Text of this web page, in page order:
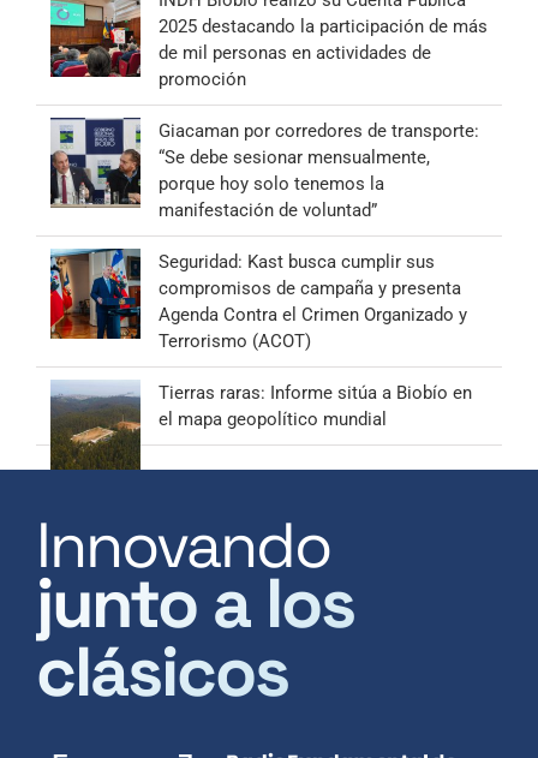
2025 destacando la participación de más
de mil personas en actividades de
promoción
Giacaman por corredores de transporte:
“Se debe sesionar mensualmente,
porque hoy solo tenemos la
manifestación de voluntad”
Seguridad: Kast busca cumplir sus
compromisos de campaña y presenta
Agenda Contra el Crimen Organizado y
Terrorismo (ACOT)
Tierras raras: Informe sitúa a Biobío en
el mapa geopolítico mundial
Innovando
junto a los
clásicos